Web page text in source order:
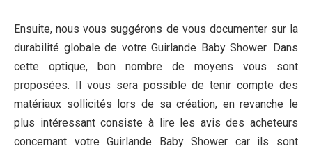
Ensuite, nous vous suggérons de vous documenter sur la
durabilité globale de votre Guirlande Baby Shower. Dans
cette optique, bon nombre de moyens vous sont
proposées. Il vous sera possible de tenir compte des
matériaux sollicités lors de sa création, en revanche le
plus intéressant consiste à lire les avis des acheteurs
concernant votre Guirlande Baby Shower car ils sont